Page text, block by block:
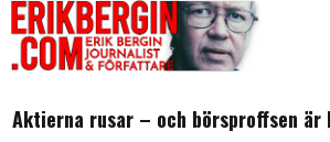
ANALYS
Aktierna rusar – och börsproffsen är